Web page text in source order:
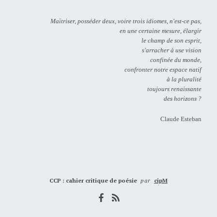
Maïtriser, posséder deux, voire trois idiomes, n'est-ce pas,
en une certaine mesure, élargir
le champ de son esprit,
s'arracher à use vision
confinée du monde,
confronter notre espace natif
à la pluralité
toujours renaissante
des horizons ?
Claude Esteban
CCP : cahier critique de poésie par cipM